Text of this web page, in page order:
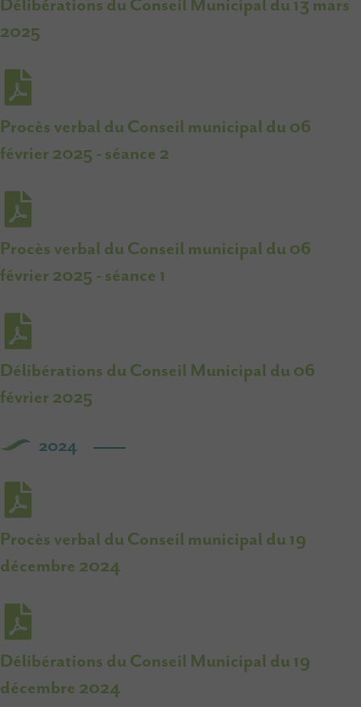
Délibérations du Conseil Municipal du 13 mars
2025
Procès verbal du Conseil municipal du 06
février 2025 - séance 2
Procès verbal du Conseil municipal du 06
février 2025 - séance 1
Délibérations du Conseil Municipal du 06
février 2025
2024
Procès verbal du Conseil municipal du 19
décembre 2024
Délibérations du Conseil Municipal du 19
décembre 2024